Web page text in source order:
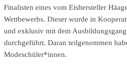
Finalisten eines vom Eishersteller
Wettbewerbs. Dieser wurde in
und exklusiv mit dem
durchgeführt. Daran teilgenommen
Modeschüler*innen.